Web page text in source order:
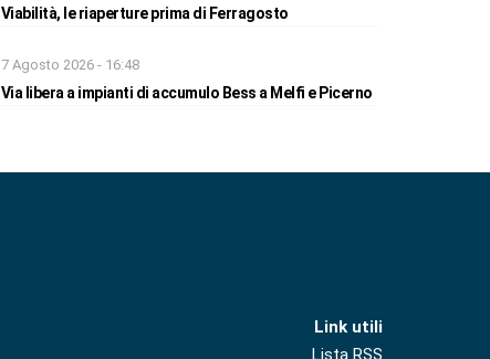
Viabilità, le riaperture prima di Ferragosto
7 Agosto 2026 - 16:48
Via libera a impianti di accumulo Bess a Melfi e Picerno
Link utili
Lista RSS